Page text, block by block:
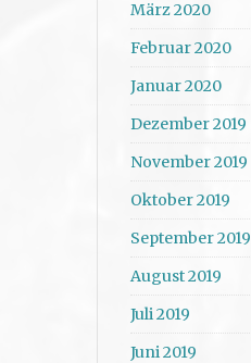
März 2020
Februar 2020
Januar 2020
Dezember 2019
November 2019
Oktober 2019
September 2019
August 2019
Juli 2019
Juni 2019